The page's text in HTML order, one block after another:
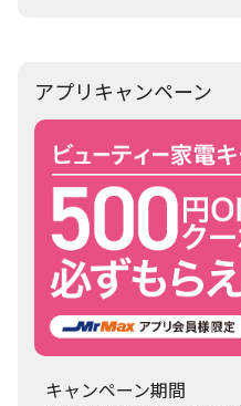
アプリキャンペーン
キャンペーン期間